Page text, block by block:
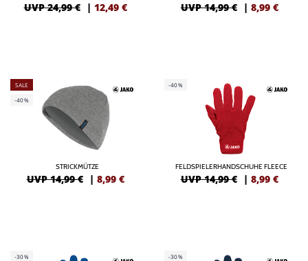
UVP 24,99 € | 12,49 € UVP 14,99 € | 8,99 €
SALE
-40%
STRICKMÜTZE
UVP 14,99 € | 8,99 €
-40%
FELDSPIELERHANDSCHUHE FLEECE
UVP 14,99 € | 8,99 €
-30% -30%